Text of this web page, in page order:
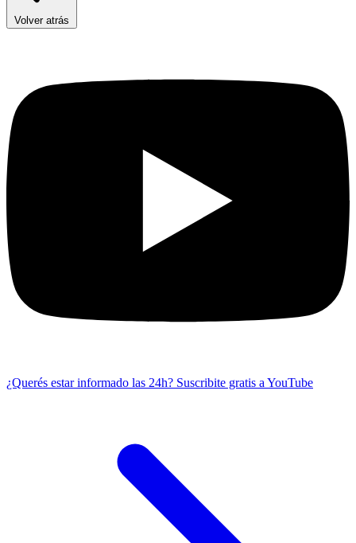
Volver atrás
¿Querés estar informado las 24h? Suscribite gratis a YouTube